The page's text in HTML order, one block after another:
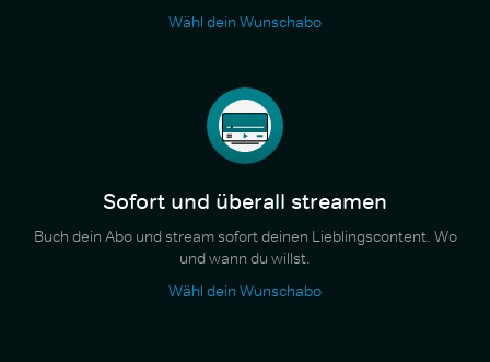
Wähl dein Wunschabo
Sofort und überall streamen
Buch dein Abo und stream sofort deinen Lieblingscontent. Wo
und wann du willst.
Wähl dein Wunschabo